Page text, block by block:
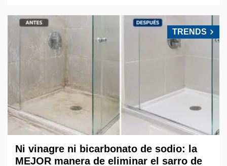
TRENDS
Ni vinagre ni bicarbonato de sodio: la
MEJOR manera de eliminar el sarro de